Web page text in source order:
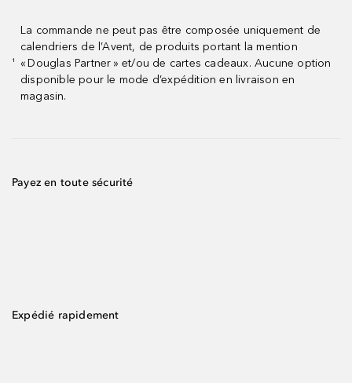
¹
La commande ne peut pas être composée uniquement de
calendriers de l’Avent, de produits portant la mention
« Douglas Partner » et/ou de cartes cadeaux. Aucune option
disponible pour le mode d’expédition en livraison en
magasin.
Payez en toute sécurité
Expédié rapidement